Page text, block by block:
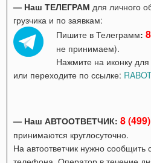
— Наш ТЕЛЕГРАМдля личного
грузчика и по заявкам:
Пишите в Телеграмм:
не принимаем).
Нажмите на иконку
или переходите по ссылке:
— Наш АВТООТВЕТЧИК:8
принимаются круглосуточно.
На автоответчик нужно